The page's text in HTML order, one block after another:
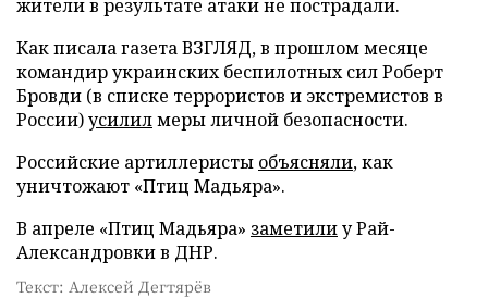
жители в результате атаки не пострадали.
Как писала газета ВЗГЛЯД, в прошлом месяце
командир украинских беспилотных сил Роберт
Бровди (в списке террористов и экстремистов в
России)усилилмеры личной безопасности.
Российские артиллеристы объясняли, как
уничтожают «Птиц Мадьяра».
В апреле «Птиц Мадьяра» заметилиу Рай-
Александровки в ДНР.
Текст: Алексей Дегтярёв